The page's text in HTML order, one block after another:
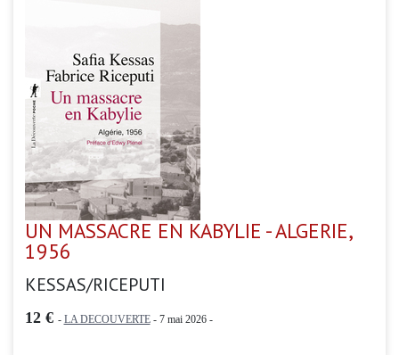
UN MASSACRE EN KABYLIE - ALGERIE,
1956
KESSAS/RICEPUTI
12 € - LA DECOUVERTE- 7 mai 2026 -